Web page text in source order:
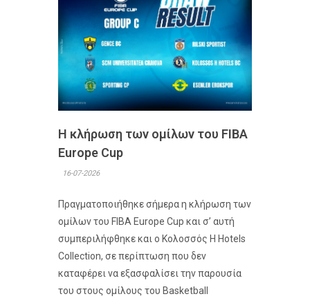
Η κλήρωση των ομίλων του FIBA
Europe Cup
16-07-2026
Πραγματοποιήθηκε σήμερα η κλήρωση των
ομίλων του FIBA Europe Cup και σ’ αυτή
συμπεριλήφθηκε και ο Κολοσσός H Hotels
Collection, σε περίπτωση που δεν
καταφέρει να εξασφαλίσει την παρουσία
του στους ομίλους του Basketball